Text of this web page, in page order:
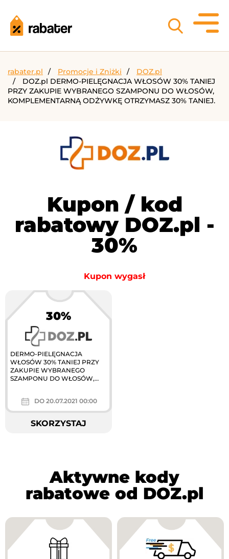
rabater.pl Promocje i Zniżki
DOZ.pl
DOZ.pl DERMO-PIELĘGNACJA WŁOSÓW 30% TANIEJ
PRZY ZAKUPIE WYBRANEGO SZAMPONU DO WŁOSÓW,
KOMPLEMENTARNĄ ODŻYWKĘ OTRZYMASZ 30% TANIEJ.
Kupon / kod
rabatowy DOZ.pl -
30%
Kupon wygasł
30%
DERMO-PIELĘGNACJA
WŁOSÓW 30% TANIEJ PRZY
ZAKUPIE WYBRANEGO
SZAMPONU DO WŁOSÓW,
TANIEJ. DO 20.07.2021 00:00
SKORZYSTAJ
Aktywne kody
rabatowe od DOZ.pl